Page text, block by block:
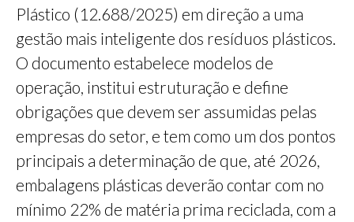
Plástico (12.688/2025) em direção a uma
gestão mais inteligente dos resíduos plásticos.
O documento estabelece modelos de
operação, institui estruturação e define
obrigações que devem ser assumidas pelas
empresas do setor, e tem como um dos pontos
principais a determinação de que, até 2026,
embalagens plásticas deverão contar com no
mínimo 22% de matéria prima reciclada, com a